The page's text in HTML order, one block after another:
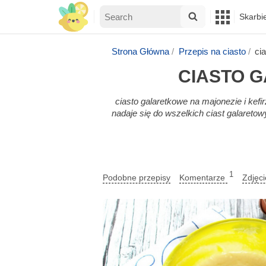
Strona Główna Przepis na ciasto
CIASTO
ciasto galaretkowe na majonezie i
nadaje się do wszelkich ciast
Podobne przepisy Komentarze 1